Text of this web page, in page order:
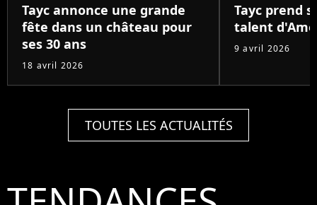
Tayc annonce une grande
fête dans un château pour
ses 30 ans
18 avril 2026
Tayc prend
talent
9 avril 2026
TOUTES LES ACTUALITÉS